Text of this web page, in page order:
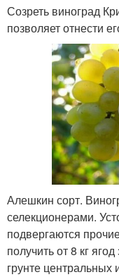
Созреть виноград
позволяет отнести
Алешкин сорт.
селекционерами.
подвергаются
получить от 8 кг
грунте